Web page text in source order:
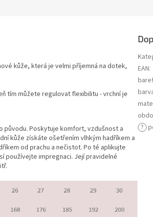
kůže, která je velmi příjemná na dotek,
tím můžete regulovat flexibilitu - vrchní je
původu. Poskytuje komfort, vzdušnost a
kůže získáte ošetřením vlhkým hadříkem a
od prachu a nečistot. Po té aplikujte
používejte impregnaci. Její pravidelné
EAN:
?